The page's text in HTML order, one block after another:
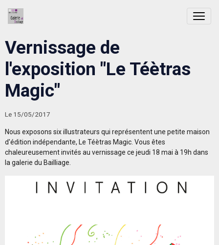
Vernissage de
l'exposition "Le Téètras
Magic"
Le 15/05/2017
Nous exposons six illustrateurs qui représentent une petite maison
d'édition indépendante, Le Téètras Magic. Vous êtes
chaleureusement invités au vernissage ce jeudi 18 mai à 19h dans
la galerie du Bailliage.